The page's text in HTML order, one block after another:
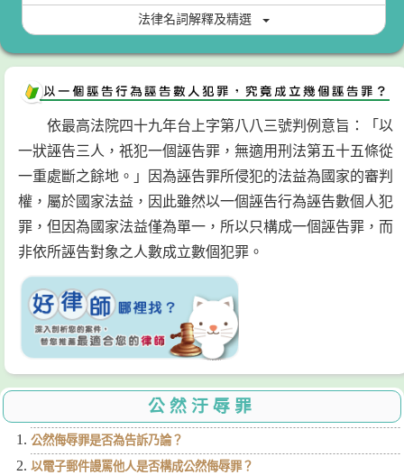
法律名詞解釋及精選
公然汙辱罪
公然侮辱罪是否為告訴乃論？
以電子郵件謾罵他人是否構成公然侮辱罪？
依最高法院四十九年台上字第八八三號判例意旨：「以
一狀誣告三人，祇犯一個誣告罪，無適用刑法第五十五條從
一重處斷之餘地。」因為誣告罪所侵犯的法益為國家的審判
權，屬於國家法益，因此雖然以一個誣告行為誣告數個人犯
罪，但因為國家法益僅為單一，所以只構成一個誣告罪，而
非依所誣告對象之人數成立數個犯罪。